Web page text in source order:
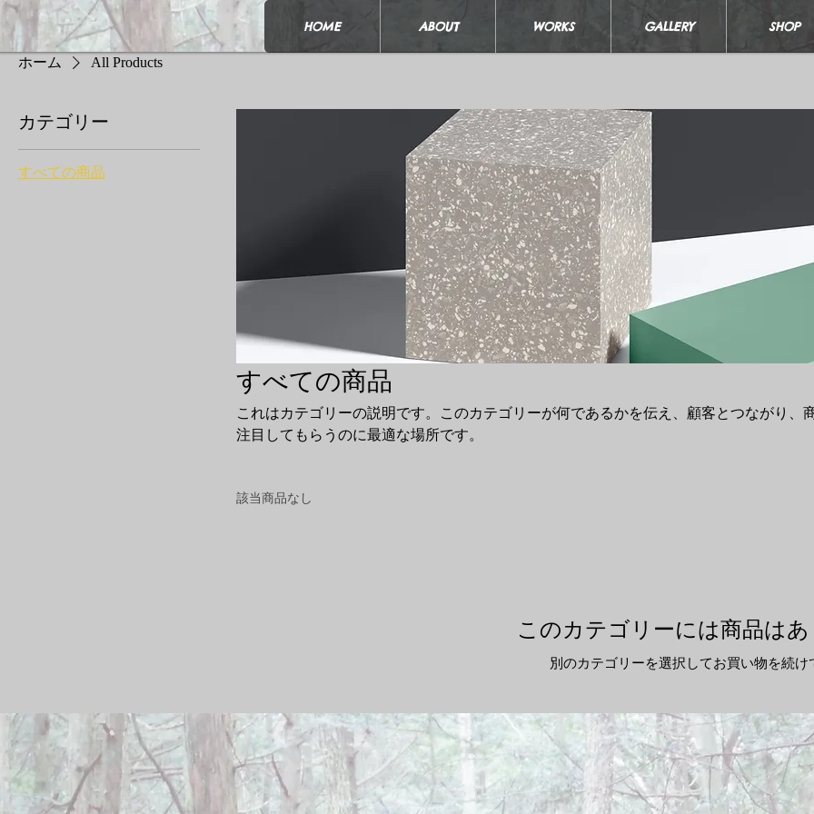
HOME ABOUT WORKS GALLERY SHOP
ホーム All Products
カテゴリー
すべての商品
すべての商品
これはカテゴリーの説明です。このカテゴリーが何であるかを伝え、顧客とつながり、
注目してもらうのに最適な場所です。
該当商品なし
このカテゴリーには商品は
別のカテゴリーを選択してお買い物を続け